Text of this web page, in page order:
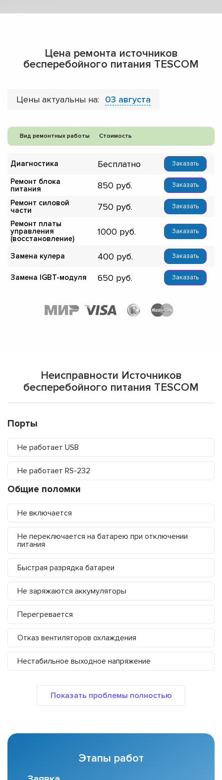
Цена ремонта источников
бесперебойного питания TESCOM
Цены актуальны на: 03 августа
Вид ремонтных работы Стоимость
Диагностика Бесплатно Заказать
Ремонт блока
питания
850 Заказать
Ремонт силовой
части
750 Заказать
Ремонт платы
управления
(восстановление)
1000 Заказать
Замена кулера 400 Заказать
Замена IGBT-модуля 650 Заказать
Неисправности Источников
бесперебойного питания TESCOM
Порты
Не работает USB
Не работает RS-232
Общие поломки
Не включается
Не переключается на батарею при отключении
питания
Быстрая разрядка батареи
Не заряжаются аккумуляторы
Перегревается
Отказ вентиляторов охлаждения
Нестабильное выходное напряжение
Этапы работ